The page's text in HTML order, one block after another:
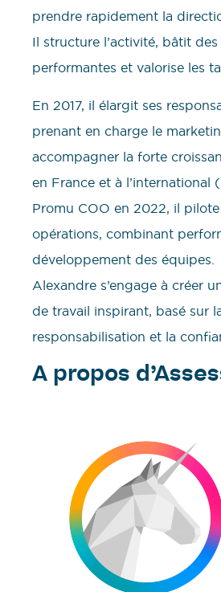
prendre rapidement la
Il structure l’activité, bâtit
performantes et valorise les
En 2017, il élargit ses
prenant en charge le
accompagner la forte
en France et à l’international
Promu COO en 2022, il
opérations, combinant
développement des équipes.
Alexandre s’engage à créer
de travail inspirant, basé sur
responsabilisation et la
A propos